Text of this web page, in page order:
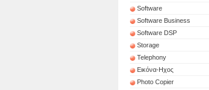
Software
Software Business
Software DSP
Storage
Telephony
Εικόνα-Ηχος
Photo Copier